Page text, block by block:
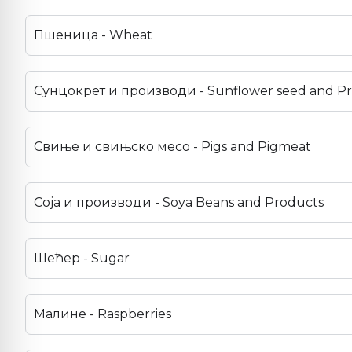
Пшеница - Wheat
Сунцокрет и производи - Sunflower seed and
Свиње и свињско месо - Pigs and Pigmeat
Соја и производи - Soya Beans and Products
Шећер - Sugar
Малине - Raspberries